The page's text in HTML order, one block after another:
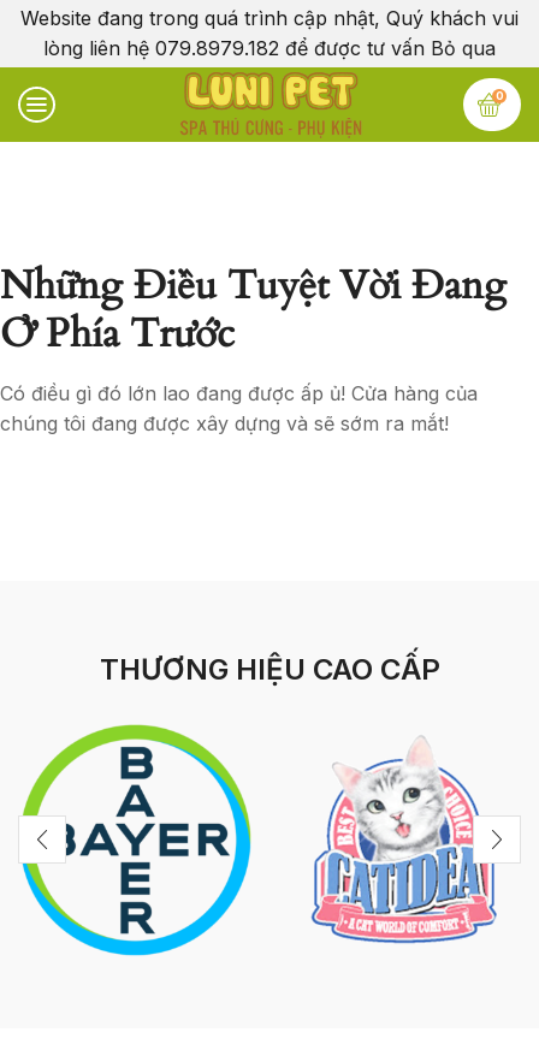
Website đang trong quá trình cập nhật, Quý khách vui
lòng liên hệ 079.8979.182 để được tư vấn Bỏ qua
0
Những Điều Tuyệt Vời Đang
Ở Phía Trước
Có điều gì đó lớn lao đang được ấp ủ! Cửa hàng của
chúng tôi đang được xây dựng và sẽ sớm ra mắt!
THƯƠNG HIỆU CAO CẤP